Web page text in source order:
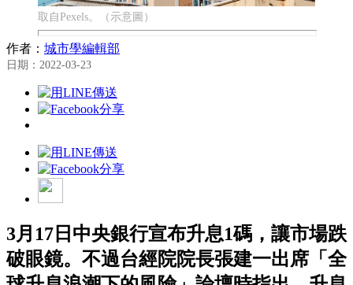
取自Pexels。（示意圖）
作者： 城市學編輯部
日期：2022-03-23
3月17日中央銀行宣布升息1碼，讓市場跌
破眼鏡。不過台經院院長張建一出席「全